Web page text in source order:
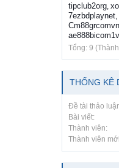
tipclub2org
7ezbdplaynet
Cm88grcomvn
Tổng: 9
THỐNG KÊ
Đề tài thảo
Bài viết:
Thành viên:
Thành viên